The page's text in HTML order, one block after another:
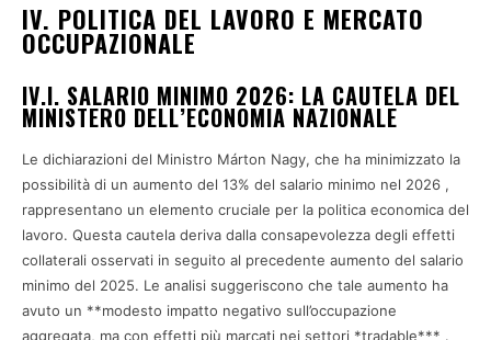
IV. POLITICA DEL LAVORO E MERCATO
OCCUPAZIONALE
IV.I. SALARIO MINIMO 2026: LA CAUTELA DEL
MINISTERO DELL’ECONOMIA NAZIONALE
Le dichiarazioni del Ministro Márton Nagy, che ha minimizzato la
possibilità di un aumento del 13% del salario minimo nel 2026 ,
rappresentano un elemento cruciale per la politica economica del
lavoro. Questa cautela deriva dalla consapevolezza degli effetti
collaterali osservati in seguito al precedente aumento del salario
minimo del 2025. Le analisi suggeriscono che tale aumento ha
avuto un **modesto impatto negativo sull’occupazione
aggregata, ma con effetti più marcati nei settori *tradable*** .